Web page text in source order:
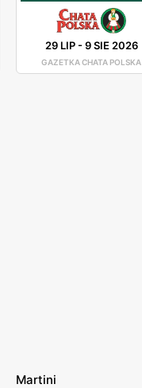
29 LIP-9 SIE 2026
GAZETKA CHATA POLSKA
Martini